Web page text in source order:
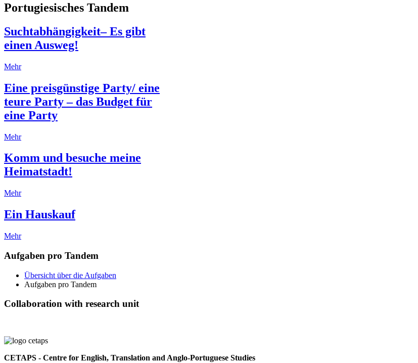
Portugiesisches Tandem
Suchtabhängigkeit– Es gibt
einen Ausweg!
Mehr
Eine preisgünstige Party/ eine
teure Party – das Budget für
eine Party
Mehr
Komm und besuche meine
Heimatstadt!
Mehr
Ein Hauskauf
Mehr
Aufgaben pro Tandem
Übersicht über die Aufgaben
Aufgaben pro Tandem
Collaboration with research unit
CETAPS - Centre for English, Translation and Anglo-Portuguese Studies